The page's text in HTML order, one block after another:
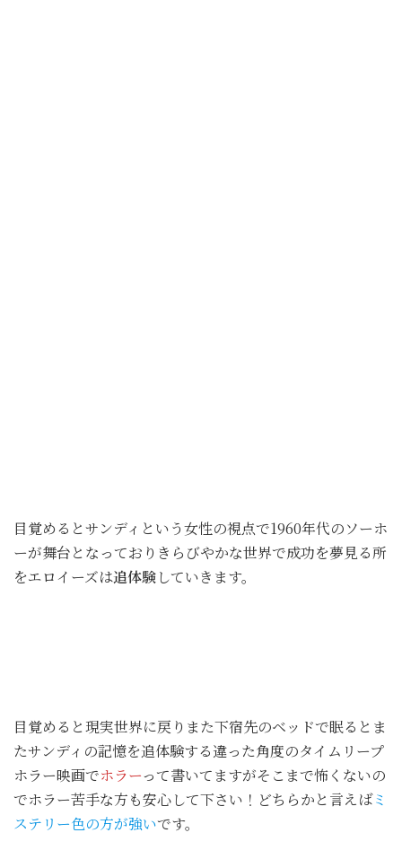
目覚めるとサンディという女性の視点で1960年代のソーホ
ーが舞台となっておりきらびやかな世界で成功を夢見る所
をエロイーズは追体験していきます。
目覚めると現実世界に戻りまた下宿先のベッドで眠るとま
たサンディの記憶を追体験する違った角度のタイムリープ
ホラー映画でホラーって書いてますがそこまで怖くないの
でホラー苦手な方も安心して下さい！どちらかと言えばミ
ステリー色の方が強いです。